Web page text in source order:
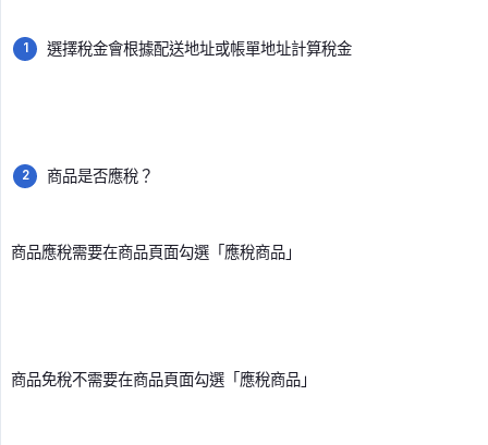
選擇稅金會根據配送地址或帳單地址計算稅金
商品是否應稅？
商品應稅需要在商品頁面勾選「應稅商品」
商品免稅不需要在商品頁面勾選「應稅商品」